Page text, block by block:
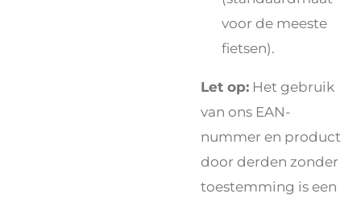
voor de meeste
fietsen).
Let op: Het gebruik
van ons EAN-
nummer en product
door derden zonder
toestemming is een